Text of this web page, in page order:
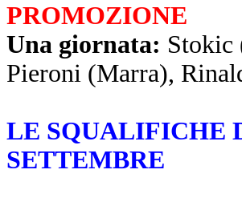
PROMOZIONE
Una giornata: Stokic
Pieroni (Marra),
LE SQUALIFICHE
SETTEMBRE